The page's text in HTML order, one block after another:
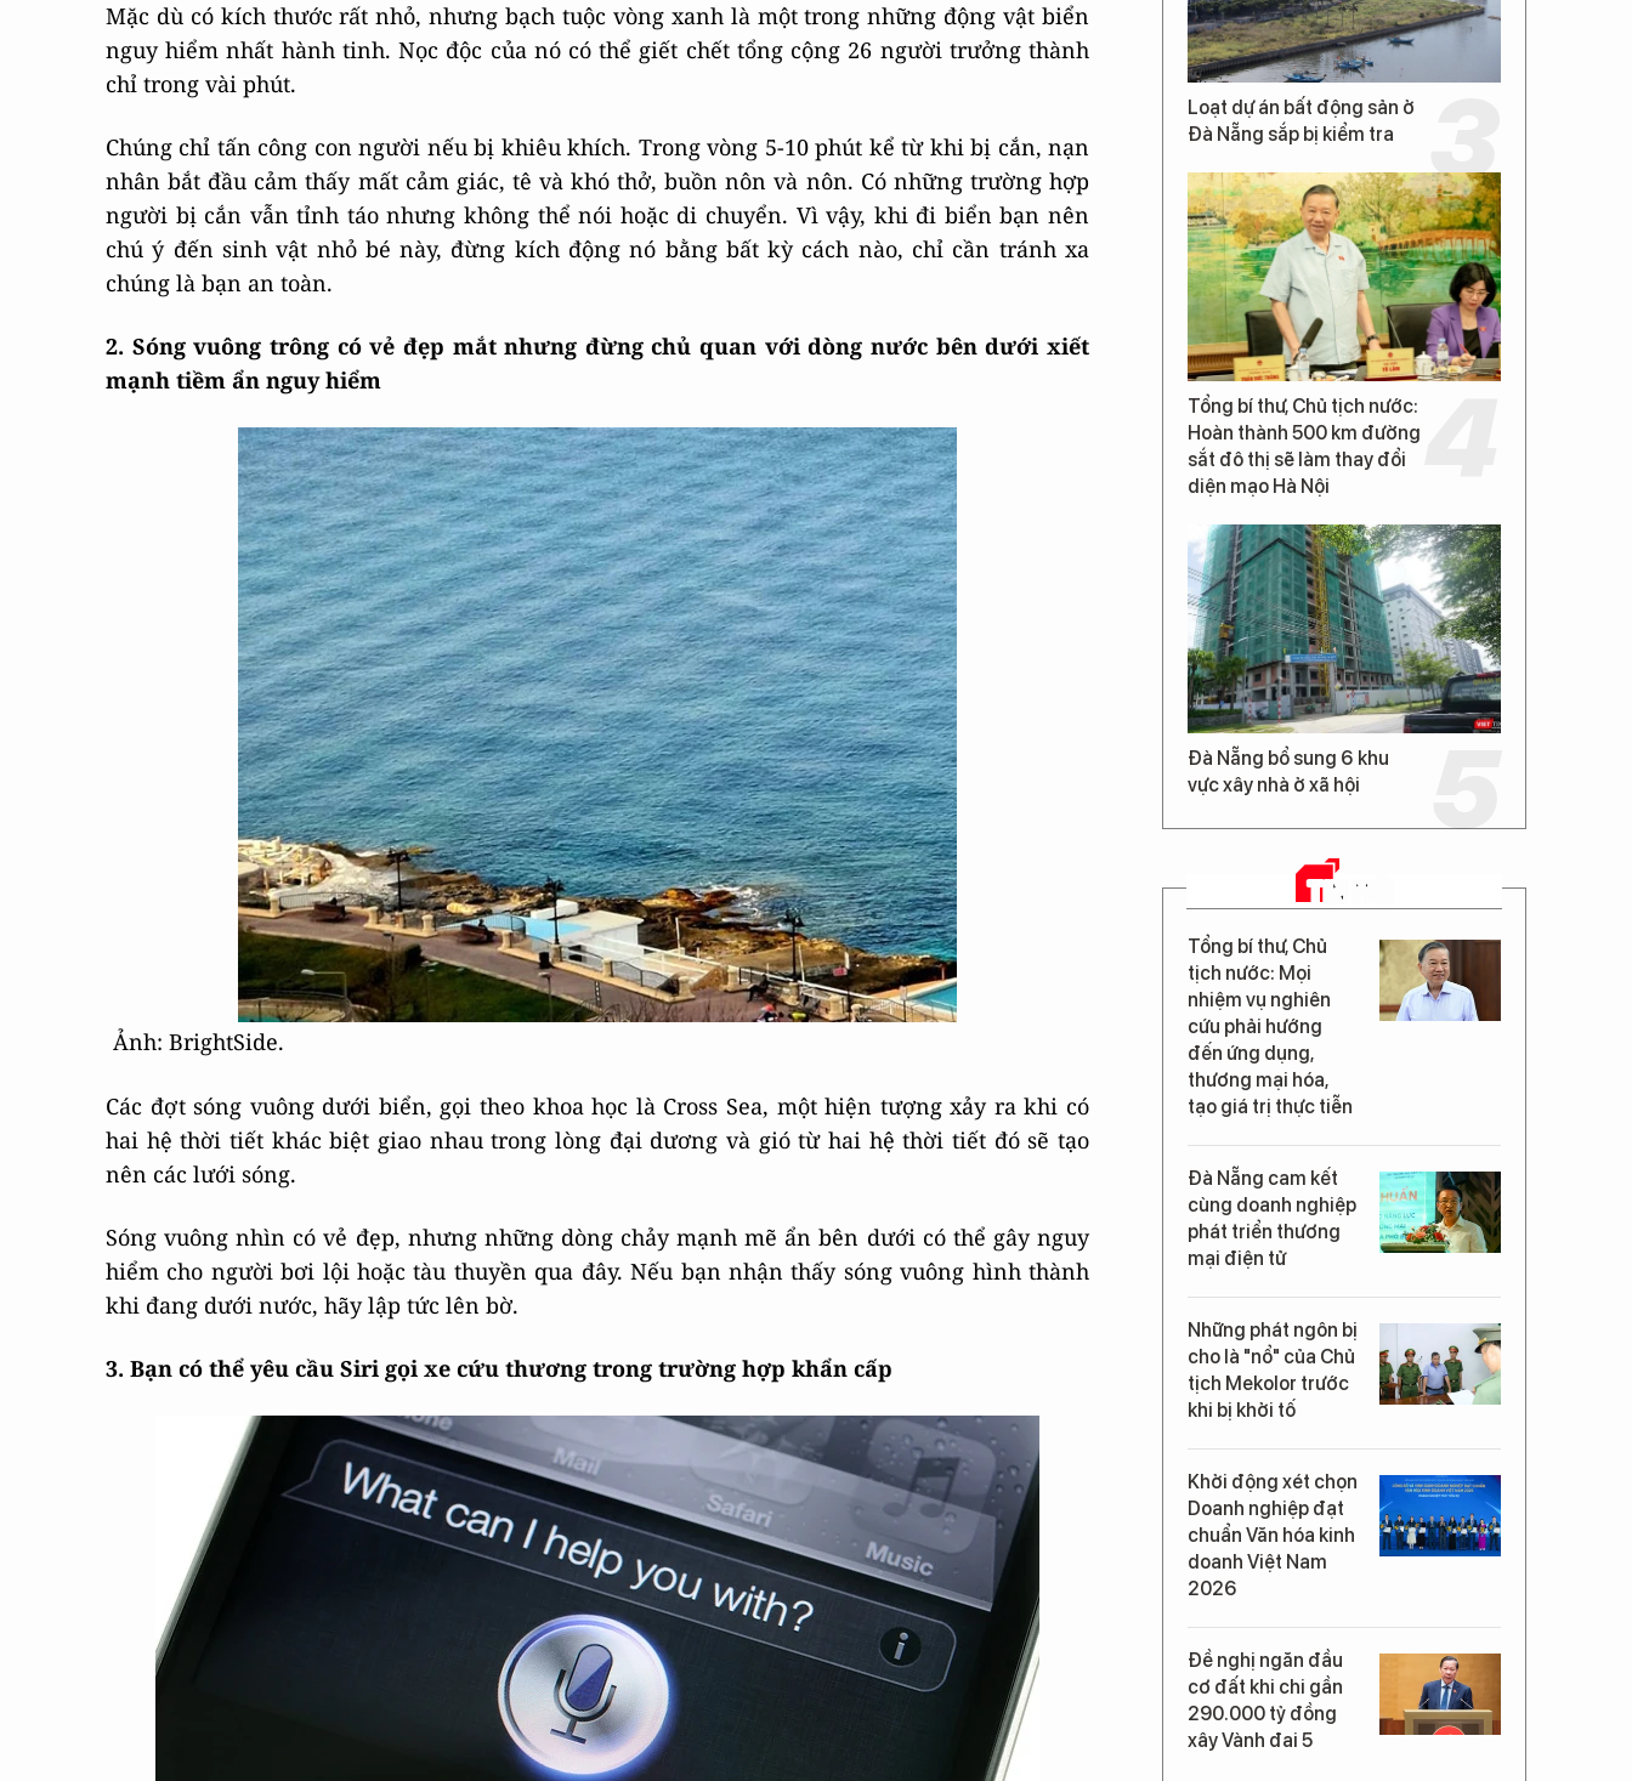
Mặc dù có kích thước rất nhỏ, nhưng bạch tuộc vòng xanh là một trong những động vật biển
nguy hiểm nhất hành tinh. Nọc độc của nó có thể giết chết tổng cộng 26 người trưởng thành
chỉ trong vài phút.
Chúng chỉ tấn công con người nếu bị khiêu khích. Trong vòng 5-10 phút kể từ khi bị cắn, nạn
nhân bắt đầu cảm thấy mất cảm giác, tê và khó thở, buồn nôn và nôn. Có những trường hợp
người bị cắn vẫn tỉnh táo nhưng không thể nói hoặc di chuyển. Vì vậy, khi đi biển bạn nên
chú ý đến sinh vật nhỏ bé này, đừng kích động nó bằng bất kỳ cách nào, chỉ cần tránh xa
chúng là bạn an toàn.
2. Sóng vuông trông có vẻ đẹp mắt nhưng đừng chủ quan với dòng nước bên dưới xiết
mạnh tiềm ẩn nguy hiểm
Ảnh: BrightSide.
Các đợt sóng vuông dưới biển, gọi theo khoa học là Cross Sea, một hiện tượng xảy ra khi có
hai hệ thời tiết khác biệt giao nhau trong lòng đại dương và gió từ hai hệ thời tiết đó sẽ tạo
nên các lưới sóng.
Sóng vuông nhìn có vẻ đẹp, nhưng những dòng chảy mạnh mẽ ẩn bên dưới có thể gây nguy
hiểm cho người bơi lội hoặc tàu thuyền qua đây. Nếu bạn nhận thấy sóng vuông hình thành
khi đang dưới nước, hãy lập tức lên bờ.
3. Bạn có thể yêu cầu Siri gọi xe cứu thương trong trường hợp khẩn cấp
Loạt dự án bất động sản ở
Đà Nẵng sắp bị kiểm tra
Tổng bí thư, Chủ tịch nước:
Hoàn thành 500 km đường
sắt đô thị sẽ làm thay đổi
diện mạo Hà Nội
Đà Nẵng bổ sung 6 khu
vực xây nhà ở xã hội
TIN MỚI
Tổng bí thư, Chủ
tịch nước: Mọi
nhiệm vụ nghiên
cứu phải hướng
đến ứng dụng,
thương mại hóa,
tạo giá trị thực tiễn
Đà Nẵng cam kết
cùng doanh nghiệp
phát triển thương
mại điện tử
Những phát ngôn bị
cho là "nổ" của Chủ
tịch Mekolor trước
khi bị khởi tố
Khởi động xét chọn
Doanh nghiệp đạt
chuẩn Văn hóa kinh
doanh Việt Nam
2026
Đề nghị ngăn đầu
cơ đất khi chi gần
290.000 tỷ đồng
xây Vành đai 5